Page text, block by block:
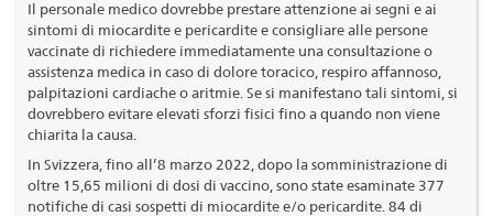
Il personale medico dovrebbe prestare attenzione ai segni e ai
sintomi di miocardite e pericardite e consigliare alle persone
vaccinate di richiedere immediatamente una consultazione o
assistenza medica in caso di dolore toracico, respiro affannoso,
palpitazioni cardiache o aritmie. Se si manifestano tali sintomi, si
dovrebbero evitare elevati sforzi fisici fino a quando non viene
chiarita la causa.
In Svizzera, fino all’8 marzo 2022, dopo la somministrazione di
oltre 15,65 milioni di dosi di vaccino, sono state esaminate 377
notifiche di casi sospetti di miocardite e/o pericardite. 84 di